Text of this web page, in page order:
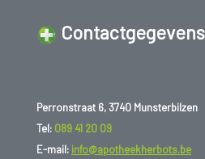
Contactgegevens
Perronstraat 6, 3740 Munsterbilzen
Tel: 089 41 20 09
E-mail: info@apotheekherbots.be